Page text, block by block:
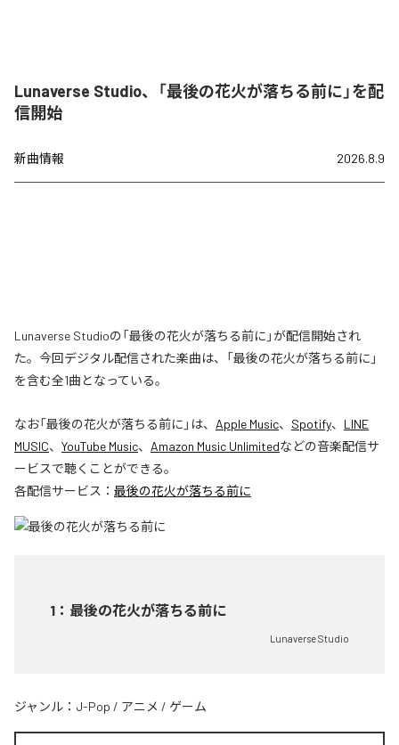
Lunaverse Studio、「最後の花火が落ちる前に」を配
信開始
新曲情報 2026.8.9
Lunaverse Studioの「最後の花火が落ちる前に」が配信開始され
た。今回デジタル配信された楽曲は、「最後の花火が落ちる前に」
を含む全1曲となっている。
なお「最後の花火が落ちる前に 」は、 Apple Music、 Spotify、 LINE
MUSIC、 YouTube Music、 Amazon Music Unlimitedなどの音楽配信サ
ービスで聴くことができる。
各配信サービス： 最後の花火が落ちる前に
1 ： 最後の花火が落ちる前に
Lunaverse Studio
ジャンル： J-Pop / アニメ / ゲーム